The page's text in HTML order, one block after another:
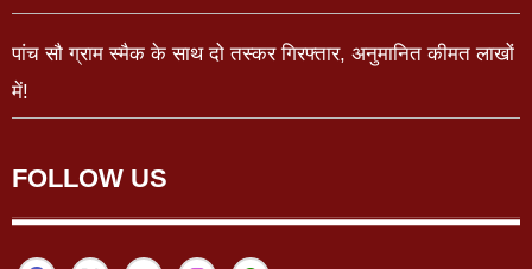
पांच सौ ग्राम स्मैक के साथ दो तस्कर गिरफ्तार, अनुमानित कीमत लाखों
में!
FOLLOW US